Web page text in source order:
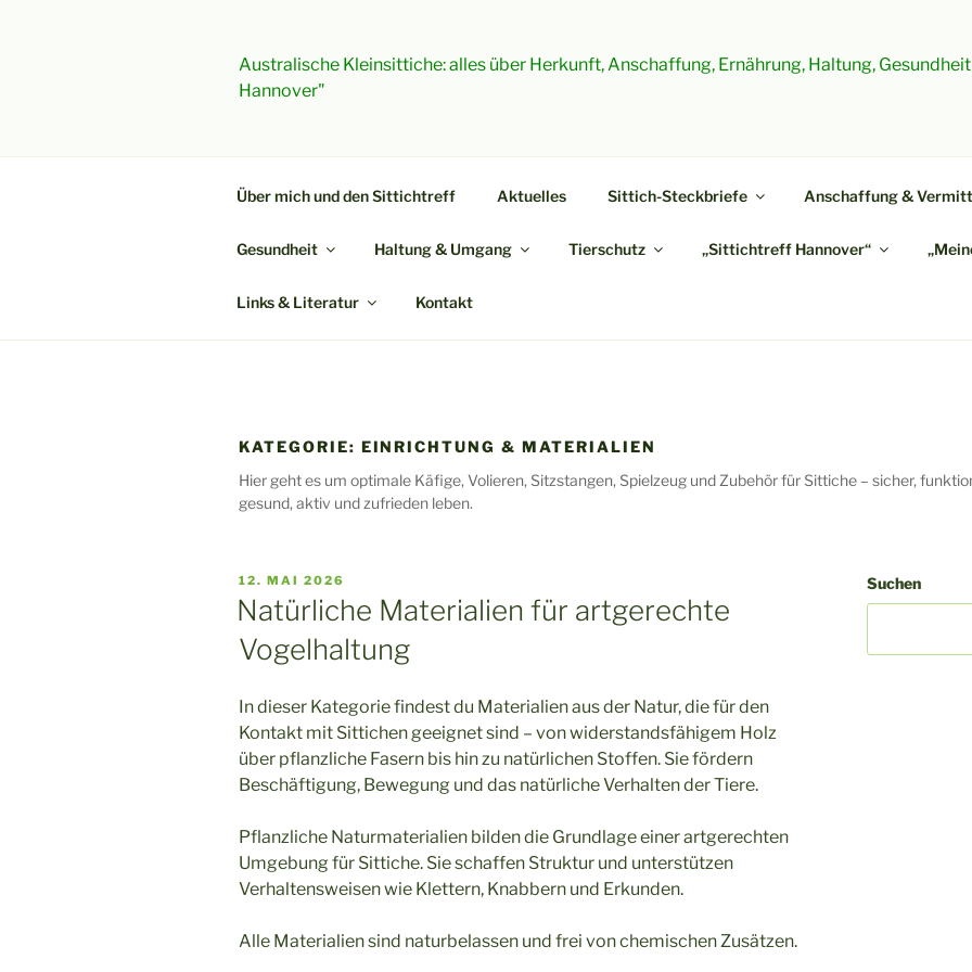
Australische Kleinsittiche: alles über Herkunft, Anschaffung, Ernährung, Haltung,
Hannover"
Über mich und den Sittichtreff Aktuelles Sittich-Steckbriefe Anschaffung &
Gesundheit Haltung & Umgang Tierschutz „Sittichtreff Hannover“
Links & Literatur Kontakt
KATEGORIE: EINRICHTUNG & MATERIALIEN
Hier geht es um optimale Käfige, Volieren, Sitzstangen, Spielzeug und Zubehör für Sittiche – sicher,
gesund, aktiv und zufrieden leben.
VERÖFFENTLICHT
AM
12. MAI 2026
Natürliche Materialien für artgerechte
Vogelhaltung
In dieser Kategorie findest du Materialien aus der Natur, die für den
Kontakt mit Sittichen geeignet sind – von widerstandsfähigem Holz
über pflanzliche Fasern bis hin zu natürlichen Stoffen. Sie fördern
Beschäftigung, Bewegung und das natürliche Verhalten der Tiere.
Pflanzliche Naturmaterialien bilden die Grundlage einer artgerechten
Umgebung für Sittiche. Sie schaffen Struktur und unterstützen
Verhaltensweisen wie Klettern, Knabbern und Erkunden.
Alle Materialien sind naturbelassen und frei von chemischen Zusätzen.
Suchen